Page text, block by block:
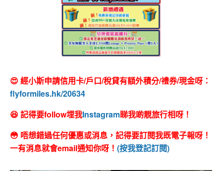
😍 經小斯申請信用卡/戶口/稅貸有額外積分/禮券/現金呀：
flyformiles.hk/20634
😆 記得要follow埋我Instagram睇我啲靚旅行相呀！
😳 唔想錯過任何優惠或消息，記得要訂閱我既電子報呀！
一有消息就會email通知你呀！ (按我登記訂閱)